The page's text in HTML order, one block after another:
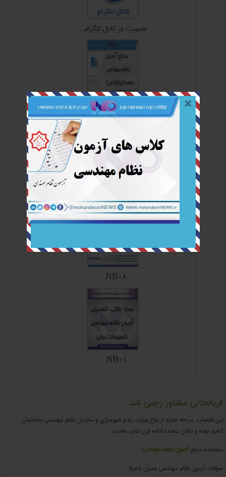
عضويت در کانال تلگرام ...
منابع آزمون نظام مهندسی معماري(طرا ...
NB08 ...
NB01 ...
قربانخانی مشاور رجبی شد
این انتصاب، مرحله جدید از نزاع وزارت راه و شهرسازی و سازمان نظام مهندسی ساختمان
کشور بوده و نشان دهنده ادامه این تنش هاست.
مشاهده منابعآزمون نظام مهندسی
سوالات آزمون نظام مهندسی عمران (اجرا)